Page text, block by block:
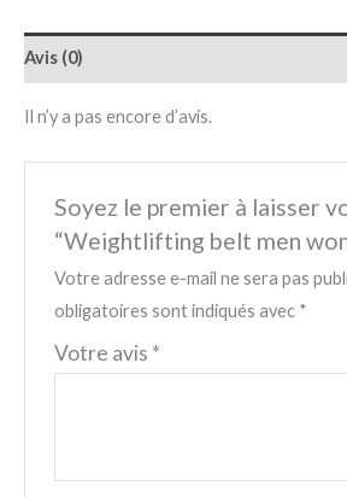
Avis (0)
Il n’y a pas encore d’avis.
Soyez le premier à laisser
“Weightlifting belt men
Votre adresse e-mail ne sera pas
obligatoires sont indiqués avec *
Votre avis *